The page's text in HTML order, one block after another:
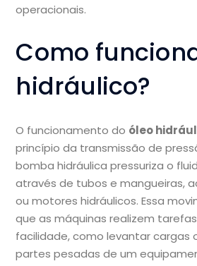
operacionais.
Como
hidráulico?
O funcionamento do óleo
princípio da transmissão de
bomba hidráulica pressuriza o
através de tubos e mangueiras,
ou motores hidráulicos. Essa
que as máquinas realizem
facilidade, como levantar cargas
partes pesadas de um